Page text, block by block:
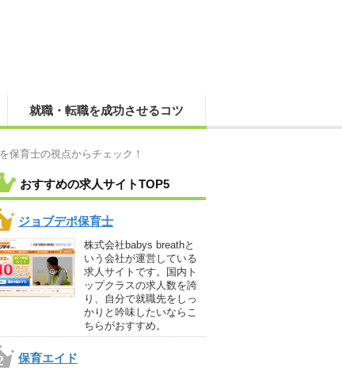
就職・転職を成功させるコツ
保育士の視点からチェック！
おすすめの求人サイトTOP5
ジョブデポ保育士
株式会社babys breathと
いう会社が運営している
求人サイトです。国内ト
ップクラスの求人数を誇
り、自分で就職先をしっ
かりと吟味したいならこ
ちらがおすすめ。
保育エイド